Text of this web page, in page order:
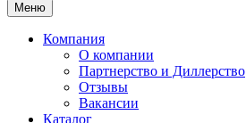
Меню
Компания
О компании
Партнерство и Диллерство
Отзывы
Вакансии
Каталог